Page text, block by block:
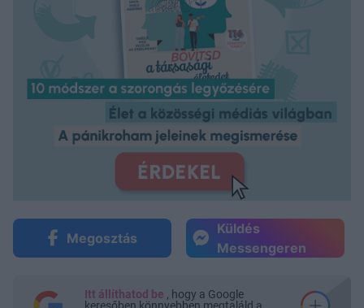
Megosztás
Küldés
Messengeren
Itt állíthatod be , hogy a Google